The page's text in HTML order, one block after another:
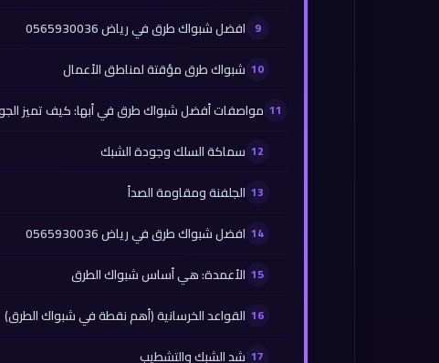
افضل شبواك طرق في رياض 0565930036
شبواك طرق مؤقتة لمناطق الأعمال
مواصفات أفضل شبواك طرق في أبها: كيف تميز
سماكة السلك وجودة الشبك
الجلفنة ومقاومة الصدأ
افضل شبواك طرق في رياض 0565930036
الأعمدة: هي أساس شبواك الطرق
القواعد الخرسانية (أهم نقطة في شبواك الطرق)
شد الشبك والتشطيب